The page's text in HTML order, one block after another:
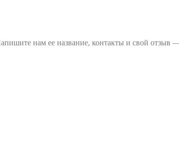
нам ее название, контакты и свой отзыв